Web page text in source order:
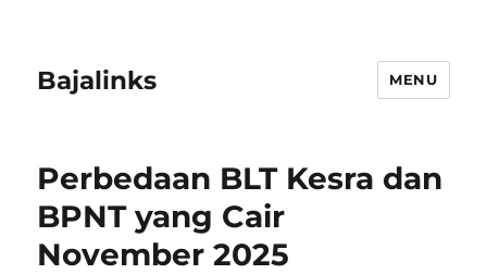
Bajalinks MENU
Perbedaan BLT Kesra dan
BPNT yang Cair
November 2025